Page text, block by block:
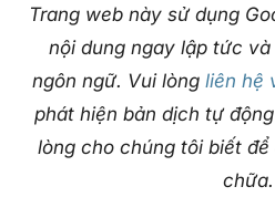
Trang web này sử dụng
nội dung ngay lập tức
ngôn ngữ. Vui lòng liên hệ
phát hiện bản dịch tự
lòng cho chúng tôi biết
chữa.